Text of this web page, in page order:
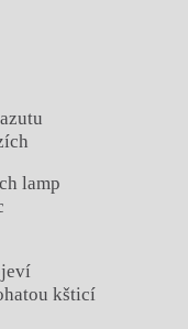
lamp
kšticí